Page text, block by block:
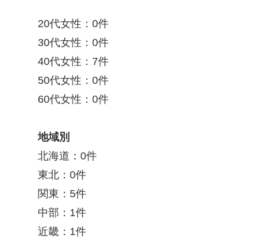
20代女性：0件
30代女性：0件
40代女性：7件
50代女性：0件
60代女性：0件
地域別
北海道：0件
東北：0件
関東：5件
中部：1件
近畿：1件